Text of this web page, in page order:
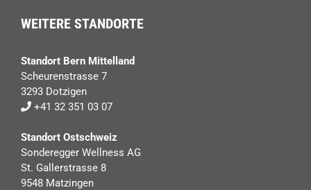
WEITERE STANDORTE
Standort Bern Mittelland
Scheurenstrasse 7
3293 Dotzigen
+41 32 351 03 07
Standort Ostschweiz
Sonderegger Wellness AG
St. Gallerstrasse 8
9548 Matzingen